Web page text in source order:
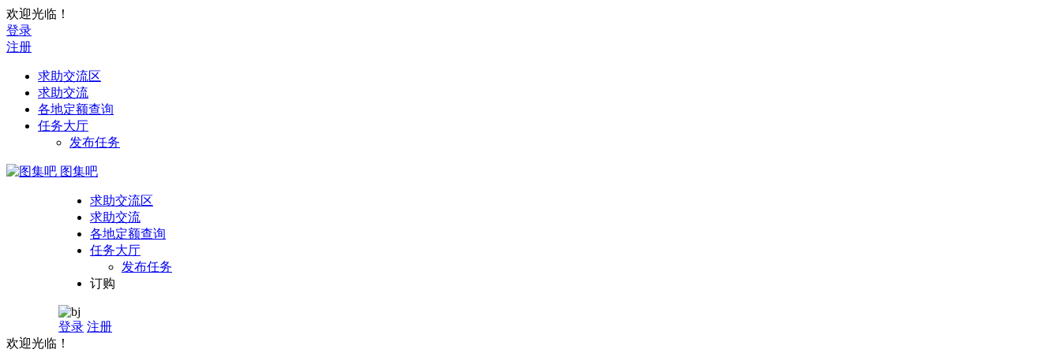
欢迎光临！
登录
注册
求助交流区
求助交流
各地定额查询
任务大厅
发布任务
图集吧
求助交流区
求助交流
各地定额查询
任务大厅
发布任务
订购
登录 注册
欢迎光临！